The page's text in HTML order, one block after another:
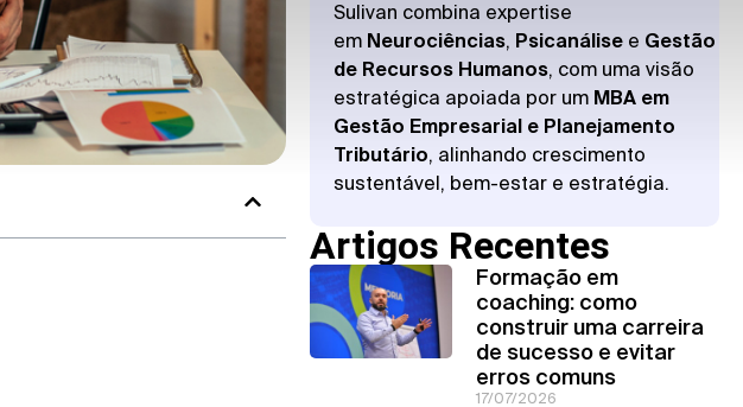
Sulivan combina expertise
em Neurociências, Psicanálise e Gestão
de Recursos Humanos, com uma visão
estratégica apoiada por um MBA em
Gestão Empresarial e Planejamento
Tributário, alinhando crescimento
sustentável, bem-estar e estratégia.
Artigos Recentes
Formação em
coaching: como
construir uma carreira
de sucesso e evitar
erros comuns
17/07/2026